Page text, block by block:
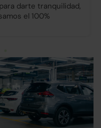
darte tranquilidad,
el 100%